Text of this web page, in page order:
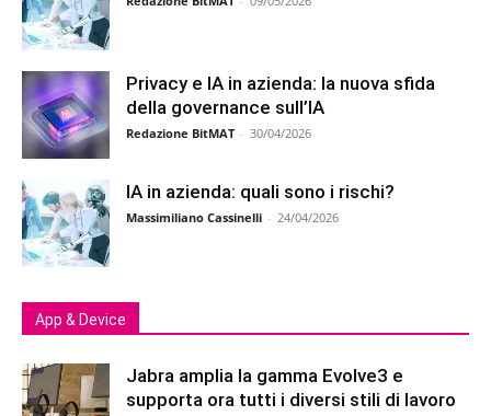
Privacy e IA in azienda: la nuova sfida
della governance sull’IA
Redazione BitMAT - 30/04/2026
IA in azienda: quali sono i rischi?
Massimiliano Cassinelli - 24/04/2026
App & Device
Jabra amplia la gamma Evolve3 e
supporta ora tutti i diversi stili di lavoro